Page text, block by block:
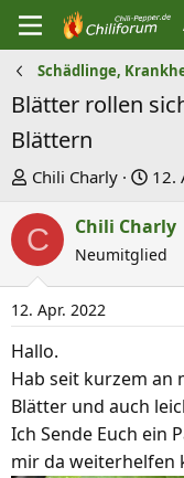
Schädlinge,
Blätter rollen
Blättern
E
s
t
e
l
e
r
Chili Charly
E
s
t
e
a
m
12.
C Chili Charly
Neumitglied
12. Apr. 2022
Hallo.
Hab seit kurzem an
Blätter und auch
Ich Sende Euch ein
mir da weiterhelfen